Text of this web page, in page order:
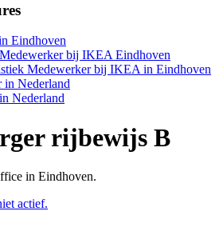
Eindhoven
bij IKEA Eindhoven
Medewerker bij IKEA in Eindhoven
in Nederland
Nederland
rijbewijs B
in Eindhoven.
actief.